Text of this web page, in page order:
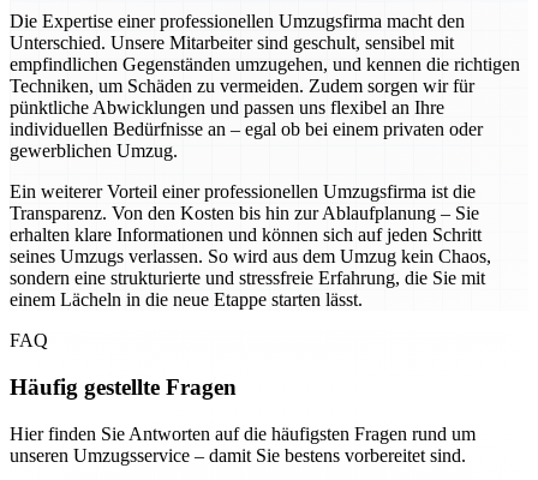
Die Expertise einer professionellen Umzugsfirma macht den
Unterschied. Unsere Mitarbeiter sind geschult, sensibel mit
empfindlichen Gegenständen umzugehen, und kennen die richtigen
Techniken, um Schäden zu vermeiden. Zudem sorgen wir für
pünktliche Abwicklungen und passen uns flexibel an Ihre
individuellen Bedürfnisse an – egal ob bei einem privaten oder
gewerblichen Umzug.
Ein weiterer Vorteil einer professionellen Umzugsfirma ist die
Transparenz. Von den Kosten bis hin zur Ablaufplanung – Sie
erhalten klare Informationen und können sich auf jeden Schritt
seines Umzugs verlassen. So wird aus dem Umzug kein Chaos,
sondern eine strukturierte und stressfreie Erfahrung, die Sie mit
einem Lächeln in die neue Etappe starten lässt.
FAQ
Häufig gestellte Fragen
Hier finden Sie Antworten auf die häufigsten Fragen rund um
unseren Umzugsservice – damit Sie bestens vorbereitet sind.